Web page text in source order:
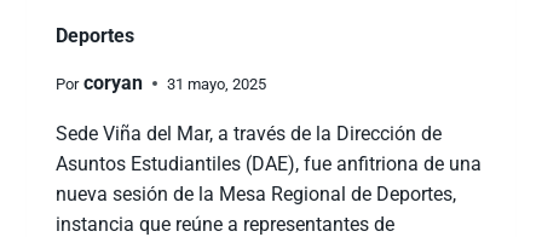
Deportes
Por coryan 31 mayo, 2025
Sede Viña del Mar, a través de la Dirección de
Asuntos Estudiantiles (DAE), fue anfitriona de una
nueva sesión de la Mesa Regional de Deportes,
instancia que reúne a representantes de